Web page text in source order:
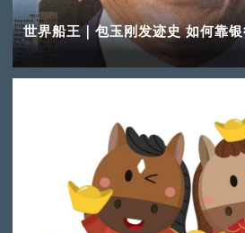
世界船王｜包玉刚发迹史 如何靠